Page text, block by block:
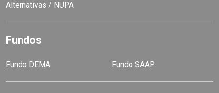
Alternativas / NUPA
Fundos
Fundo DEMA Fundo SAAP